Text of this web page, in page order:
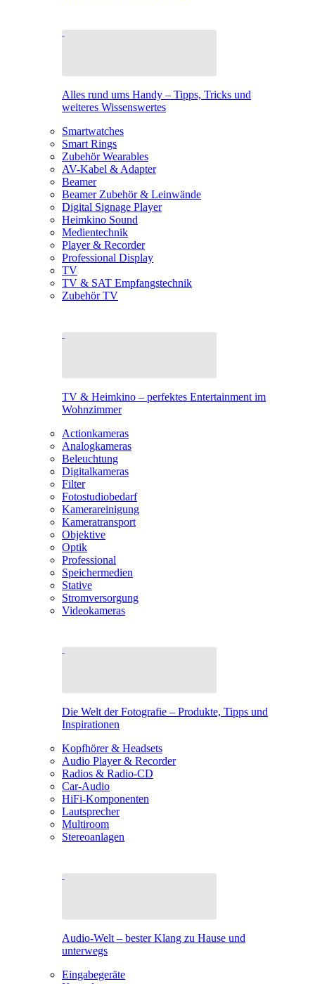
Alles rund ums Handy – Tipps, Tricks und
weiteres Wissenswertes
Smartwatches
Smart Rings
Zubehör Wearables
AV-Kabel & Adapter
Beamer
Beamer Zubehör & Leinwände
Digital Signage Player
Heimkino Sound
Medientechnik
Player & Recorder
Professional Display
TV
TV & SAT Empfangstechnik
Zubehör TV
TV & Heimkino – perfektes Entertainment im
Wohnzimmer
Actionkameras
Analogkameras
Beleuchtung
Digitalkameras
Filter
Fotostudiobedarf
Kamerareinigung
Kameratransport
Objektive
Optik
Professional
Speichermedien
Stative
Stromversorgung
Videokameras
Die Welt der Fotografie – Produkte, Tipps und
Inspirationen
Kopfhörer & Headsets
Audio Player & Recorder
Radios & Radio-CD
Car-Audio
HiFi-Komponenten
Lautsprecher
Multiroom
Stereoanlagen
Audio-Welt – bester Klang zu Hause und
unterwegs
Eingabegeräte